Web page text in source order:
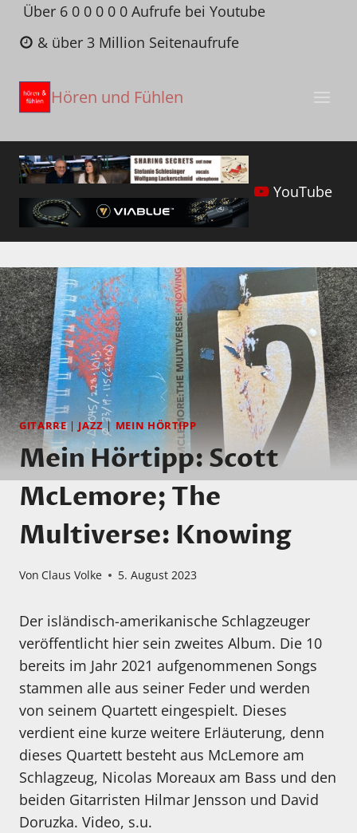
Zum
Inhalt
springen
Über 6 0 0 0 0 0 Aufrufe bei Youtube
& über 3 Million Seitenaufrufe
Hören und Fühlen
YouTube
GITARRE| JAZZ| MEIN HÖRTIPP
Mein Hörtipp: Scott
McLemore; The
Multiverse: Knowing
Von Claus Volke 5. August 2023
Der isländisch-amerikanische Schlagzeuger
veröffentlicht hier sein zweites Album. Die 10
bereits im Jahr 2021 aufgenommenen Songs
stammen alle aus seiner Feder und werden
von seinem Quartett eingespielt. Dieses
verdient eine kurze weitere Erläuterung, denn
dieses Quartett besteht aus McLemore am
Schlagzeug, Nicolas Moreaux am Bass und den
beiden Gitarristen Hilmar Jensson und David
Doruzka. Video, s.u.